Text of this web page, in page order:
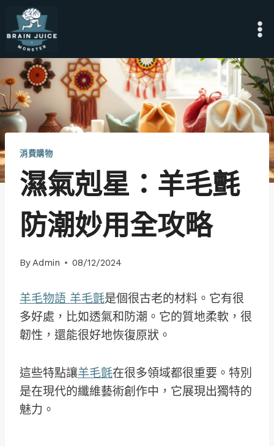
Skip
content
消費購物
濕氣剋星：羊毛氈
防潮妙用全攻略
ByAdmin 08/12/2024
羊毛物語 羊毛氈是個很古老的材料。它有很
多好處，比如透氣和防潮。它的質地柔軟，很
韌性，還能很好地恢復原狀。
這些特點讓羊毛氈在很多領域都很重要。特別
是在現代的纖維藝術創作中，它展現出獨特的
魅力。